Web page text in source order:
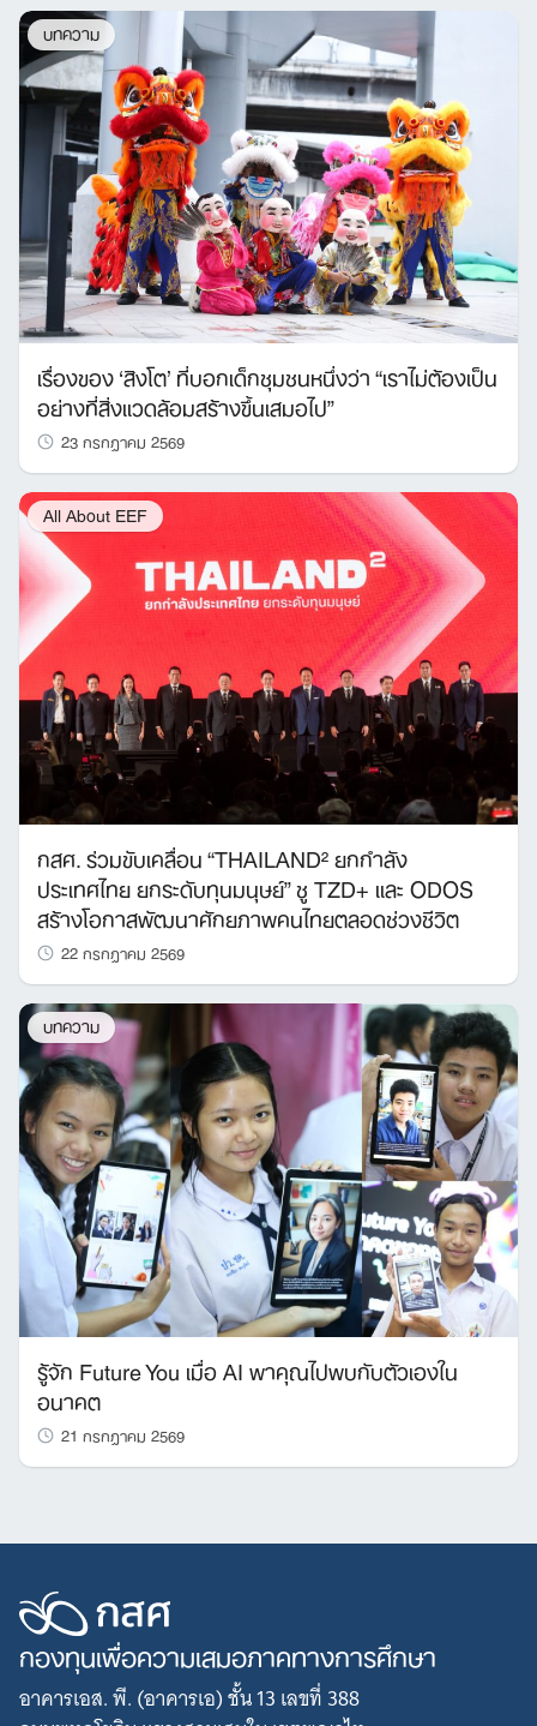
บทความ
เรื่องของ ‘สิงโต’ ที่บอกเด็กชุมชนหนึ่งว่า “เราไม่ต้องเป็น
อย่างที่สิ่งแวดล้อมสร้างขึ้นเสมอไป”
23 กรกฎาคม 2569
All About EEF
กสศ. ร่วมขับเคลื่อน “THAILAND² ยกกำลัง
ประเทศไทย ยกระดับทุนมนุษย์” ชู TZD+ และ ODOS
สร้างโอกาสพัฒนาศักยภาพคนไทยตลอดช่วงชีวิต
22 กรกฎาคม 2569
บทความ
รู้จัก Future You เมื่อ AI พาคุณไปพบกับตัวเองใน
อนาคต
21 กรกฎาคม 2569
กองทุนเพื่อความเสมอภาคทางการศึกษา
อาคารเอส. พี. (อาคารเอ) ชั้น 13 เลขที่ 388